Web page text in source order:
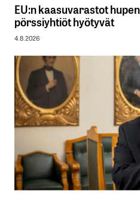
EU:n kaasuvarastot
pörssiyhtiöt hyötyvät
4.8.2026